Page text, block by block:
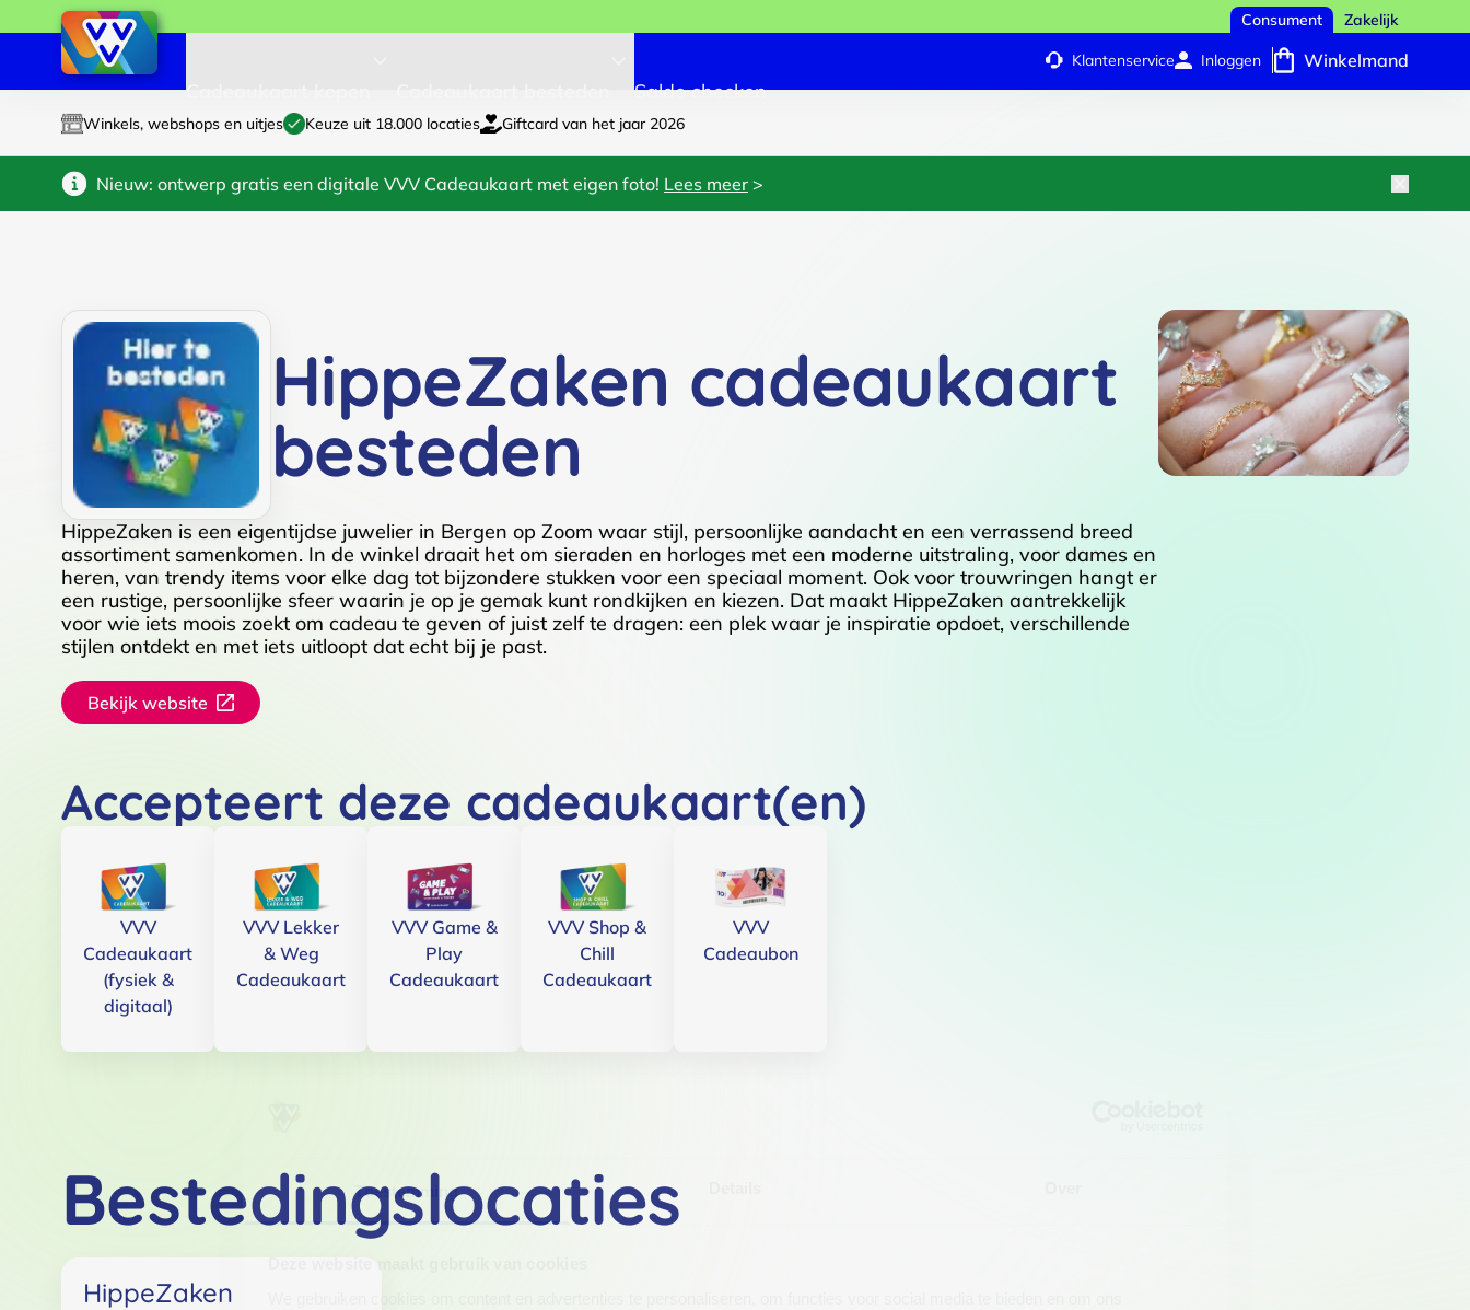
Toestemming
Deze website maakt gebruik van cookies
Consument Zakelijk
Saldo checken
Klantenservice Inloggen Winkelmand
Winkels, webshops en uitjes Keuze uit 18.000 locaties Giftcard van het jaar 2026
Nieuw: ontwerp gratis een digitale VVV Cadeaukaart met eigen foto! Lees meer >
HippeZaken cadeaukaart
besteden
HippeZaken is een eigentijdse juwelier in Bergen op Zoom waar stijl, persoonlijke aandacht en een verrassend breed
assortiment samenkomen. In de winkel draait het om sieraden en horloges met een moderne uitstraling, voor dames en
heren, van trendy items voor elke dag tot bijzondere stukken voor een speciaal moment. Ook voor trouwringen hangt er
een rustige, persoonlijke sfeer waarin je op je gemak kunt rondkijken en kiezen. Dat maakt HippeZaken aantrekkelijk
voor wie iets moois zoekt om cadeau te geven of juist zelf te dragen: een plek waar je inspiratie opdoet, verschillende
stijlen ontdekt en met iets uitloopt dat echt bij je past.
Bekijk website
Accepteert deze cadeaukaart(en)
VVV
Cadeaukaart
(fysiek &
digitaal)
VVV Lekker
& Weg
Cadeaukaart
VVV Game &
Play
Cadeaukaart
VVV Shop &
Chill
Cadeaukaart
VVV
Cadeaubon
Bestedingslocaties
HippeZaken